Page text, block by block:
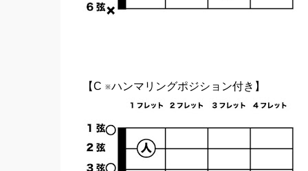
【C ※ハンマリングポジション付き】